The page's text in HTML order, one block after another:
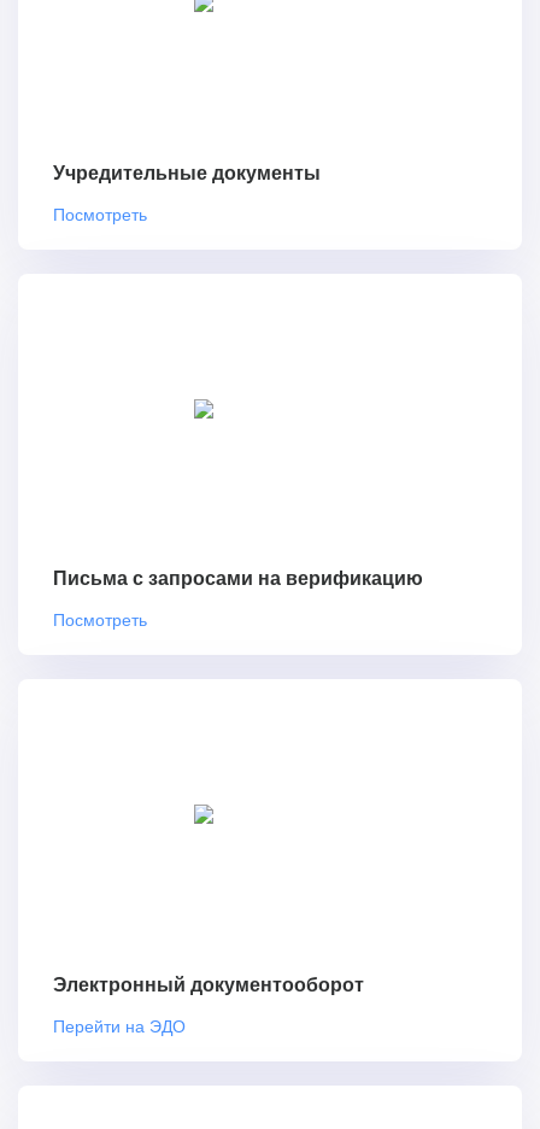
Учредительные документы
Посмотреть
Письма с запросами на верификацию
Посмотреть
Электронный документооборот
Перейти на ЭДО